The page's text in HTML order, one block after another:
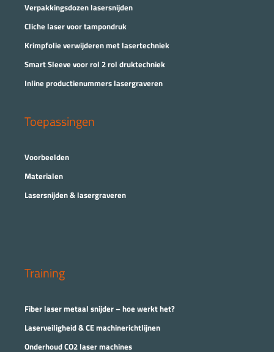
Verpakkingsdozen lasersnijden
Cliche laser voor tampondruk
Krimpfolie verwijderen met lasertechniek
Smart Sleeve voor rol 2 rol druktechniek
Inline productienummers lasergraveren
Toepassingen
Voorbeelden
Materialen
Lasersnijden & lasergraveren
Training
Fiber laser metaal snijder – hoe werkt het?
Laserveiligheid & CE machinerichtlijnen
Onderhoud CO2 laser machines